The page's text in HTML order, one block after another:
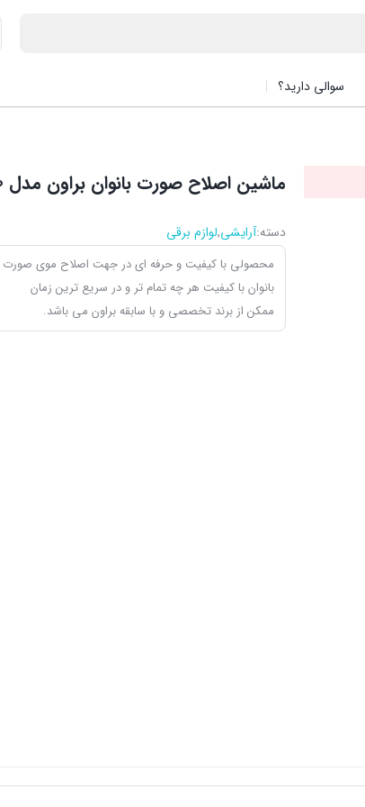
سوالی دارید؟
ماشین اصلاح صورت بانوان براون مدل FS1000 | سفارش اروپا
دسته:آرایشی,لوازم برقی
محصولی با کیفیت و حرفه ای در جهت اصلاح موی صورت
بانوان با کیفیت هر چه تمام تر و در سریع ترین زمان
ممکن از برند تخصصی و با سابقه براون می باشد.